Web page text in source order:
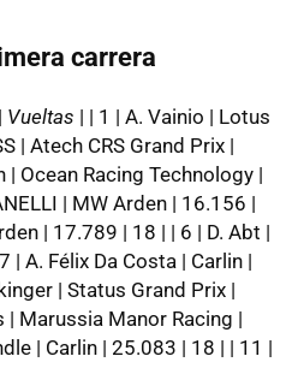
carrera
Vueltas | | 1 | A. Vainio | Lotus
| Atech CRS Grand Prix |
| Ocean Racing Technology |
| MW Arden | 16.156 |
| 17.789 | 18 | | 6 | D. Abt |
| A. Félix Da Costa | Carlin |
| Status Grand Prix |
| Marussia Manor Racing |
| Carlin | 25.083 | 18 | | 11 |